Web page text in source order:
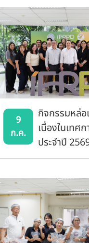
9
ก.ค.
กิจกรรมหล่
เนื่องในเทศ
ประจำปี